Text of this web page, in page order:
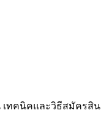
เทคนิคและวิธีสมัครสิน